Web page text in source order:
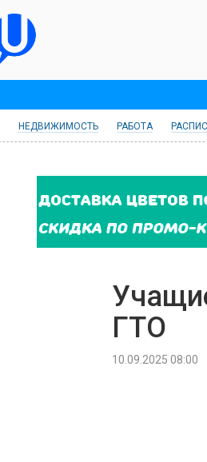
НЕДВИЖИМОСТЬ РАБОТА
ГТО
10.09.2025 08:00